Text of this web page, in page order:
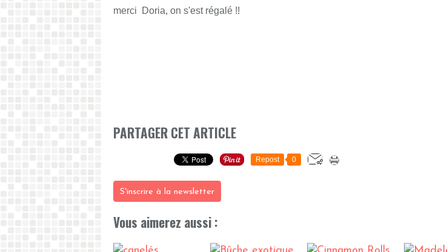
merci Doria, on s'est régalé !!
PARTAGER CET ARTICLE
Repost 0
S'inscrire à la newsletter
Vous aimerez aussi :